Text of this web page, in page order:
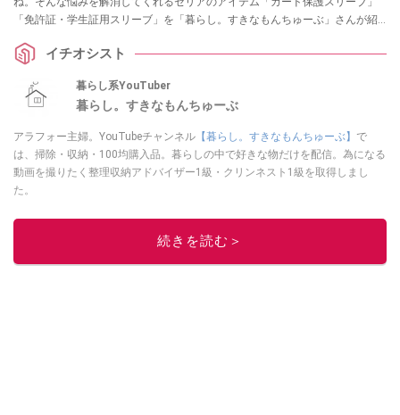
「免許証・学生証用スリーブ」を「暮らし。すきなもんちゅーぶ」さんが紹
で、ぜひチェックしてみてくださいね。
イチオシスト
暮らし系YouTuber
暮らし。すきなもんちゅーぶ
アラフォー主婦。YouTubeチャンネル 【暮らし。すきなもんちゅーぶ】 で
は、掃除・収納・100均購入品。暮らしの中で好きな物だけを配信。為になる
動画を撮りたく整理収納アドバイザー1級・クリンネスト1級を取得しまし
た。
このイチオシストの他の記事を読む
続きを読む＞